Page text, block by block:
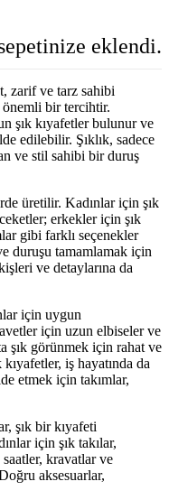
eklendi.
zarif ve tarz sahibi
bir tercihtir.
şık kıyafetler bulunur ve
edilebilir. Şıklık, sadece
ve stil sahibi bir duruş
üretilir. Kadınlar için şık
erkekler için şık
gibi farklı seçenekler
duruşu tamamlamak için
ve detaylarına da
için uygun
için uzun elbiseler ve
şık görünmek için rahat ve
iş hayatında da
etmek için takımlar,
şık bir kıyafeti
için şık takılar,
kravatlar ve
aksesuarlar,